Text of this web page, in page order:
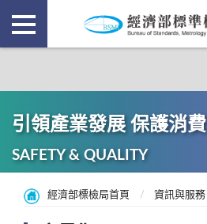
引領產業發展 保護消
SAFETY & QUALITY
經濟部標檢局首頁 資訊與服務